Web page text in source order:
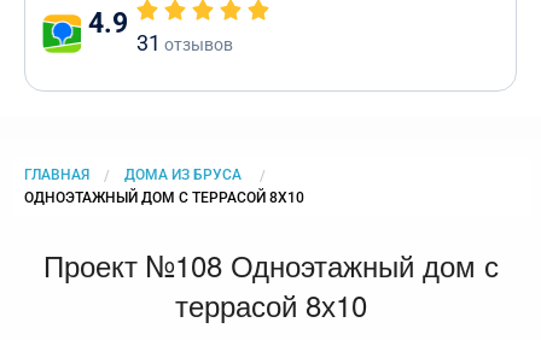
4.9
31 отзывов
ГЛАВНАЯ
ДОМА ИЗ БРУСА
CURRENT:
ОДНОЭТАЖНЫЙ ДОМ С ТЕРРАСОЙ 8Х10
Проект №108 Одноэтажный дом с
террасой 8х10